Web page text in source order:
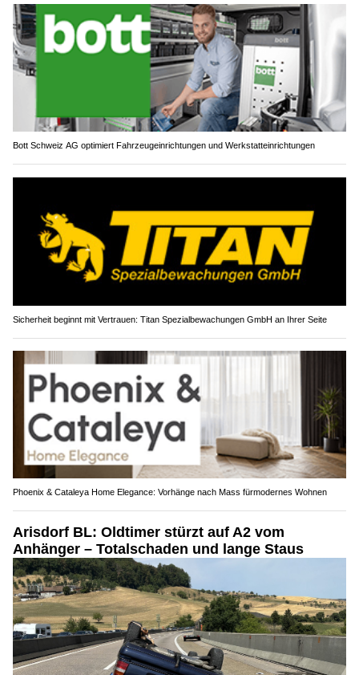
Bott Schweiz AG optimiert Fahrzeugeinrichtungen und Werkstatteinrichtungen
Sicherheit beginnt mit Vertrauen: Titan Spezialbewachungen GmbH an Ihrer Seite
Phoenix & Cataleya Home Elegance: Vorhänge nach Mass fürmodernes Wohnen
Arisdorf BL: Oldtimer stürzt auf A2 vom
Anhänger – Totalschaden und lange Staus